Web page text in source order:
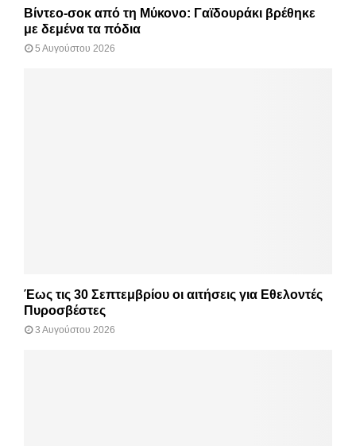
Βίντεο-σοκ από τη Μύκονο: Γαϊδουράκι βρέθηκε
με δεμένα τα πόδια
5 Αυγούστου 2026
Έως τις 30 Σεπτεμβρίου οι αιτήσεις για Εθελοντές
Πυροσβέστες
3 Αυγούστου 2026